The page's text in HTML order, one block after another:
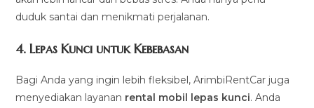
duduk santai dan menikmati perjalanan.
4.Lepas Kunci untuk Kebebasan
Bagi Anda yang ingin lebih fleksibel, ArimbiRentCar juga
menyediakan layanan rental mobil lepas kunci. Anda